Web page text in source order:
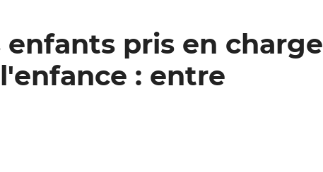
pris en charge
: entre